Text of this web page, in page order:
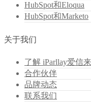
HubSpot和Eloqua
HubSpot和Marketo
关于我们
了解 iParllay爱信来
合作伙伴
品牌动态
联系我们